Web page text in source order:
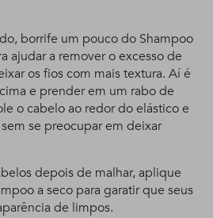
borrife um pouco do Shampoo
ajudar a remover o excesso de
os fios com mais textura. Aí é
e prender em um rabo de
o cabelo ao redor do elástico e
se preocupar em deixar
depois de malhar, aplique
a seco para garatir que seus
de limpos.